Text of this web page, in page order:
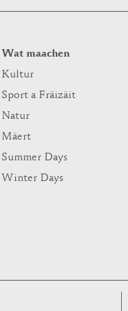
Wat maachen
Kultur
Sport a Fräizäit
Natur
Mäert
Summer Days
Winter Days